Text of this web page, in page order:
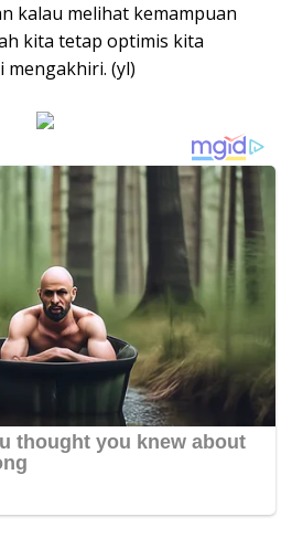
kalau melihat kemampuan
kita tetap optimis kita
mengakhiri. (yl)